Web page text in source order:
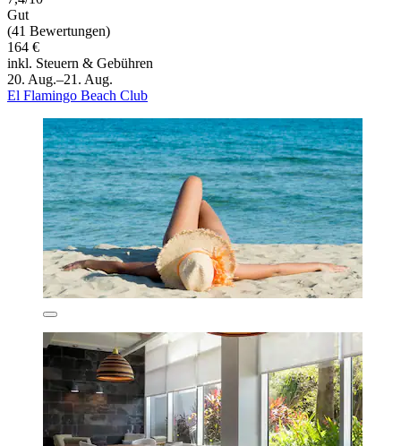
Gut
(41 Bewertungen)
164 €
inkl. Steuern & Gebühren
20. Aug.–21. Aug.
El Flamingo Beach Club